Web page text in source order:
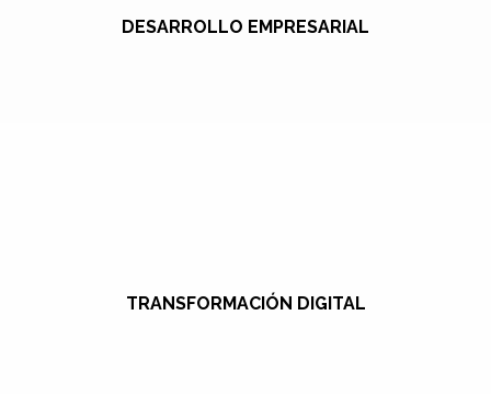
DESARROLLO EMPRESARIAL
TRANSFORMACIÓN DIGITAL